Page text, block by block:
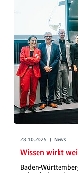
28.10.2025 | News
Wissen wirkt
Baden-